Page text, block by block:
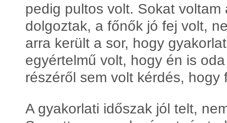
pedig pultos volt. Sokat
dolgoztak, a főnők jó fej volt,
arra került a sor, hogy
egyértelmű volt, hogy én is
részéről sem volt kérdés, hogy
A gyakorlati időszak jól telt,